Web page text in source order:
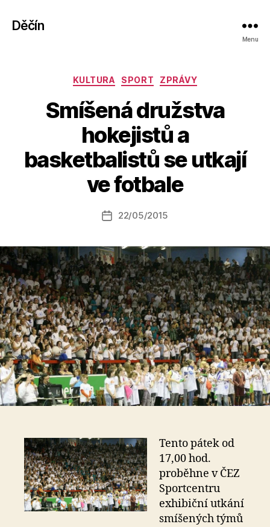
Děčín
Menu
Rubriky
KULTURA SPORT ZPRÁVY
Smíšená družstva
hokejistů a
basketbalistů se utkají
ve fotbale
Autor
příspěvku
o
a
s
o
Datum
22/05/2015
Tento pátek od
17,00 hod.
proběhne v ČEZ
Sportcentru
exhibiční utkání
smíšených týmů